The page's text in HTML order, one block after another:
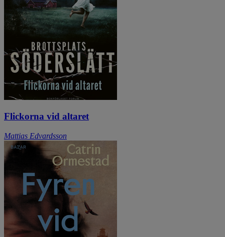
Flickorna vid altaret
Mattias Edvardsson